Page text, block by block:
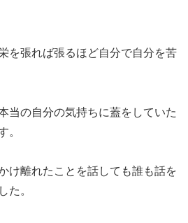
を張れば張るほど自分で自分を苦
当の自分の気持ちに蓋をしていた
。
け離れたことを話しても誰も話を
た。